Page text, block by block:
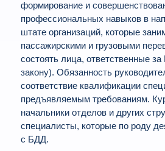
формирование и
профессиональных навыков в
штате организаций, которые
пассажирскими и грузовыми
состоять лица, ответственные
закону). Обязанность
соответствие квалификации
предъявляемым требованиям.
начальники отделов и других
специалисты, которые по роду
с БДД.